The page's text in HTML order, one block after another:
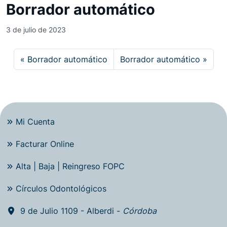
Borrador automático
3 de julio de 2023
Borrador automático Borrador automático
Mi Cuenta
Facturar Online
Alta | Baja | Reingreso FOPC
Círculos Odontológicos
9 de Julio 1109 - Alberdi - Córdoba